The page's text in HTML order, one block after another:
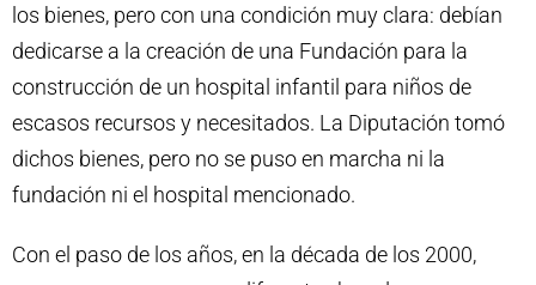
los bienes, pero con una condición muy clara: debían
dedicarse a la creación de una Fundación para la
construcción de un hospital infantil para niños de
escasos recursos y necesitados. La Diputación tomó
dichos bienes, pero no se puso en marcha ni la
fundación ni el hospital mencionado.
Con el paso de los años, en la década de los 2000,